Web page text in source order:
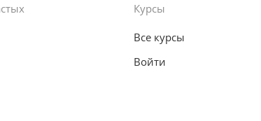
Курсы
Все курсы
Войти